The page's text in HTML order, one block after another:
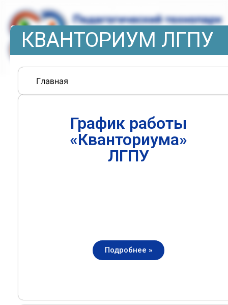
КВАНТОРИУМ ЛГПУ
Главная
График работы
«Кванториума»
ЛГПУ
Подробнее »